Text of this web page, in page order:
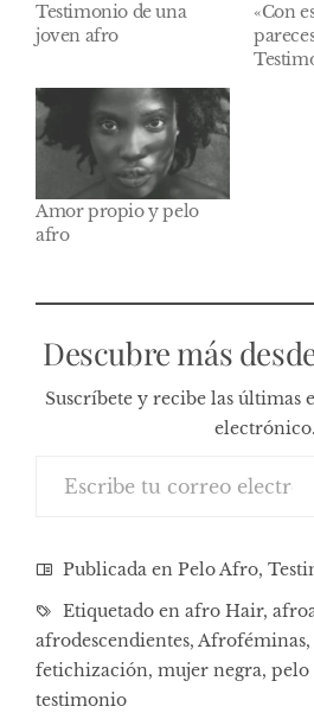
Testimonio de una
joven afro
«Con
Amor propio y pelo
afro
Descubre más
Suscríbete y recibe las últimas
electrónico.
Publicada en Pelo Afro,
Etiquetado en afro Hair,
afrodescendientes, Afroféminas,
fetichización, mujer negra, pelo
testimonio